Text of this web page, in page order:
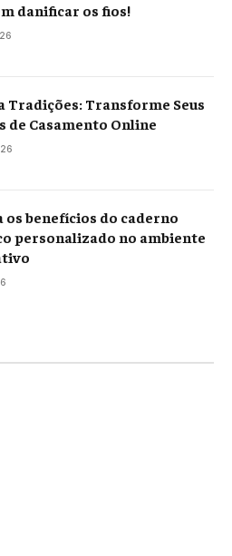
danificar os fios!
Tradições: Transforme Seus
de Casamento Online
os benefícios do caderno
personalizado no ambiente